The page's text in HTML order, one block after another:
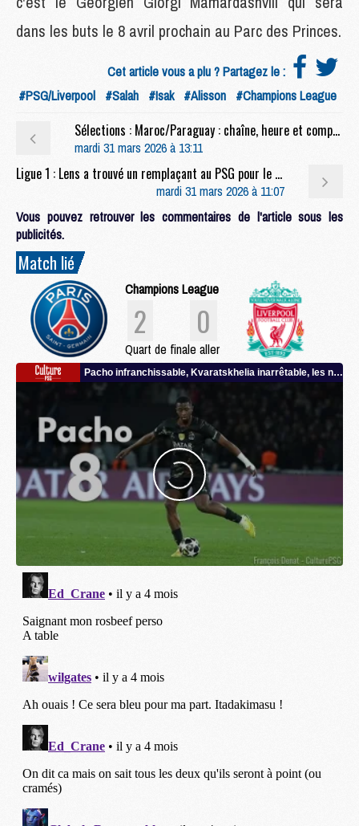
dans les buts le 8 avril prochain au Parc des Princes.
Cet article vous a plu ? Partagez le :
#PSG/Liverpool #Salah #Isak #Alisson #Champions League
Sélections : Maroc/Paraguay : chaîne, heure et compos probables avec Hakimi
mardi 31 mars 2026 à 13:11
Ligue 1 : Lens a trouvé un remplaçant au PSG pour le 11 avril
mardi 31 mars 2026 à 11:07
Vous pouvez retrouver les commentaires de l'article sous les
publicités.
Match lié
Champions League
2 0
Quart de finale aller